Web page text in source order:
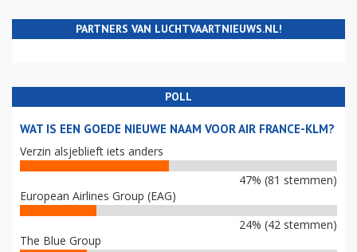
PARTNERS VAN LUCHTVAARTNIEUWS.NL!
POLL
WAT IS EEN GOEDE NIEUWE NAAM VOOR AIR FRANCE-KLM?
Verzin alsjeblieft iets anders
47% (81 stemmen)
European Airlines Group (EAG)
24% (42 stemmen)
The Blue Group